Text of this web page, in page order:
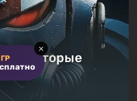
×
которые